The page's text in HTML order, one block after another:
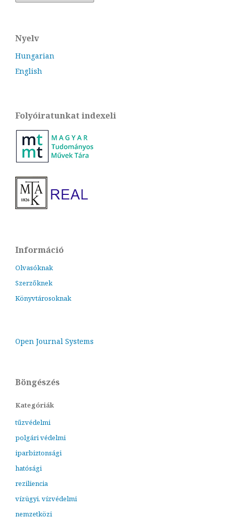
Nyelv
Hungarian
English
Folyóiratunkat indexeli
Információ
Olvasóknak
Szerzőknek
Könyvtárosoknak
Open Journal Systems
Böngészés
Kategóriák
tűzvédelmi
polgári védelmi
iparbiztonsági
hatósági
reziliencia
vízügyi, vízvédelmi
nemzetközi